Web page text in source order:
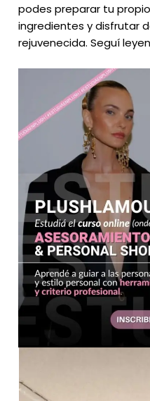
podes preparar tu
ingredientes y disfrutar
rejuvenecida. Seguí